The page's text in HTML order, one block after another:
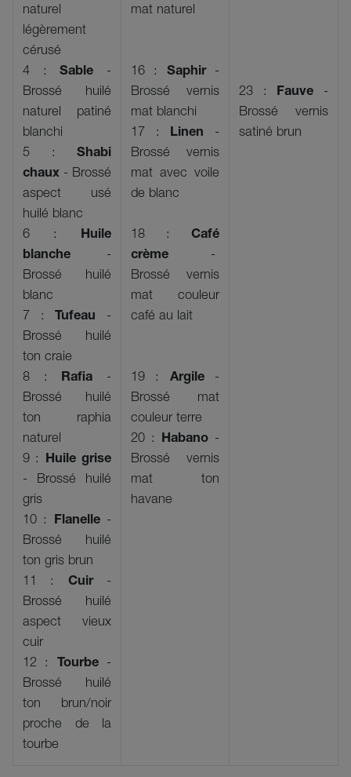
naturel
légèrement
cérusé
4 :Sable -
Brossé huilé
naturel patiné
blanchi
5 : Shabi
chaux - Brossé
aspect usé
huilé blanc
6 : Huile
blanche -
Brossé huilé
blanc
7 :
Tufeau -
Brossé huilé
ton craie
8 : Rafia -
Brossé huilé
ton raphia
naturel
9 : Huile grise
- Brossé huilé
gris
10 : Flanelle-
Brossé huilé
ton gris brun
11 : Cuir-
Brossé huilé
aspect vieux
cuir
12 :
Tourbe-
Brossé huilé
ton brun/noir
proche de la
tourbe
mat naturel
16 : Saphir-
Brossé vernis
mat blanchi
17 : Linen -
Brossé vernis
mat avec voile
de blanc
18 : Café
crème -
Brossé vernis
mat couleur
café au lait
19 : Argile-
Brossé mat
couleur terre
20 : Habano -
Brossé vernis
mat ton
havane
23 : Fauve -
Brossé vernis
satiné brun